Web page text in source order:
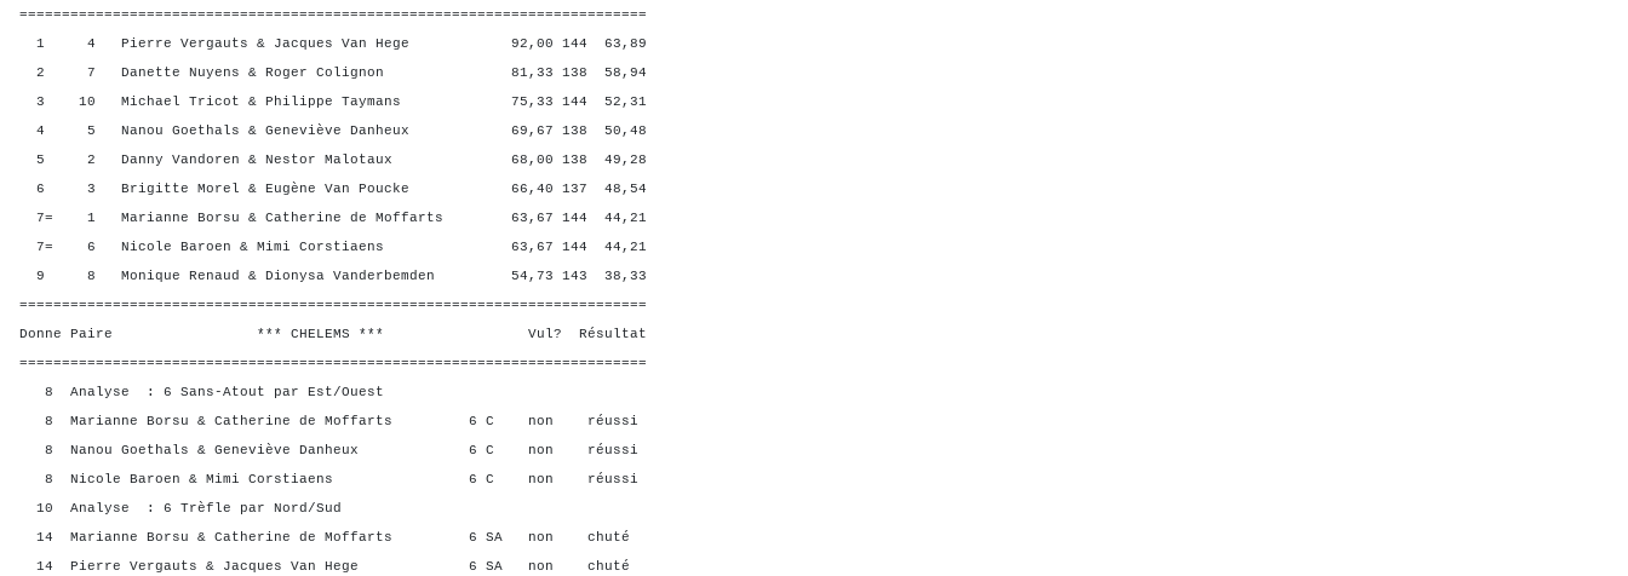
==========================================================================
1 4 Pierre Vergauts & Jacques Van Hege 92,00 144 63,89
2 7 Danette Nuyens & Roger Colignon 81,33 138 58,94
3 10 Michael Tricot & Philippe Taymans 75,33 144 52,31
4 5 Nanou Goethals & Geneviève Danheux 69,67 138 50,48
5 2 Danny Vandoren & Nestor Malotaux 68,00 138 49,28
6 3 Brigitte Morel & Eugène Van Poucke 66,40 137 48,54
7= 1 Marianne Borsu & Catherine de Moffarts 63,67 144 44,21
7= 6 Nicole Baroen & Mimi Corstiaens 63,67 144 44,21
9 8 Monique Renaud & Dionysa Vanderbemden 54,73 143 38,33
==========================================================================
Donne Paire *** CHELEMS *** Vul? Résultat
==========================================================================
8 Analyse : 6 Sans-Atout par Est/Ouest
8 Marianne Borsu & Catherine de Moffarts 6 C non réussi
8 Nanou Goethals & Geneviève Danheux 6 C non réussi
8 Nicole Baroen & Mimi Corstiaens 6 C non réussi
10 Analyse : 6 Trèfle par Nord/Sud
14 Marianne Borsu & Catherine de Moffarts 6 SA non chuté
14 Pierre Vergauts & Jacques Van Hege 6 SA non chuté